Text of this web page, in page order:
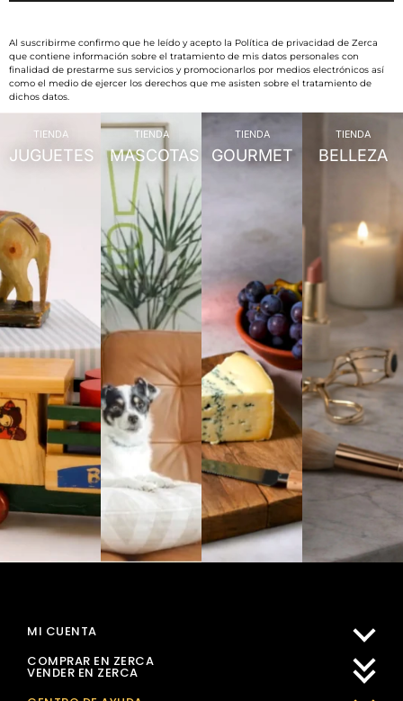
Al suscribirme confirmo que he leído y acepto la Política de privacidad de Zerca
que contiene información sobre el tratamiento de mis datos personales con
finalidad de prestarme sus servicios y promocionarlos por medios electrónicos así
como el medio de ejercer los derechos que me asisten sobre el tratamiento de
dichos datos.
TIENDA
JUGUETES
TIENDA
MASCOTAS
TIENDA
GOURMET
TIENDA
BELLEZA
MI CUENTA
COMPRAR EN ZERCA
VENDER EN ZERCA